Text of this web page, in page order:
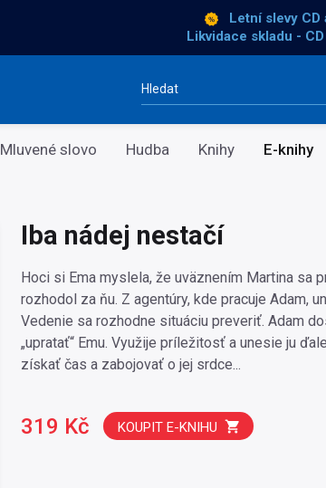
Letní slevy CD
Likvidace skladu -
Vyhledávání
Mluvené slovo Hudba Knihy E-knihy
Iba nádej nestačí
Hoci si Ema myslela, že uväznením Martina sa
rozhodol za ňu. Z agentúry, kde pracuje Adam,
Vedenie sa rozhodne situáciu preveriť. Adam
„upratať“ Emu. Využije príležitosť a unesie ju
získať čas a zabojovať o jej srdce...
319 Kč KOUPIT E-KNIHU